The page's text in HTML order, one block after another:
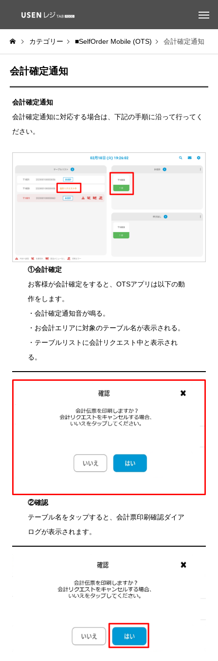
カテゴリー ■SelfOrder Mobile (OTS) 会計確定通知
会計確定通知
会計確定通知
会計確定通知に対応する場合は、下記の手順に沿って行ってく
ださい。
①会計確定
お客様が会計確定をすると、OTSアプリは以下の動
作をします。
・会計確定通知音が鳴る。
・お会計エリアに対象のテーブル名が表示される。
・テーブルリストに会計リクエスト中と表示され
る。
②確認
テーブル名をタップすると、会計票印刷確認ダイア
ログが表示されます。